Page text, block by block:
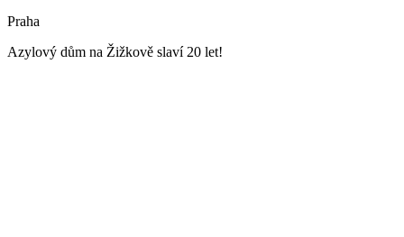
Praha
Azylový dům na Žižkově slaví 20 let!